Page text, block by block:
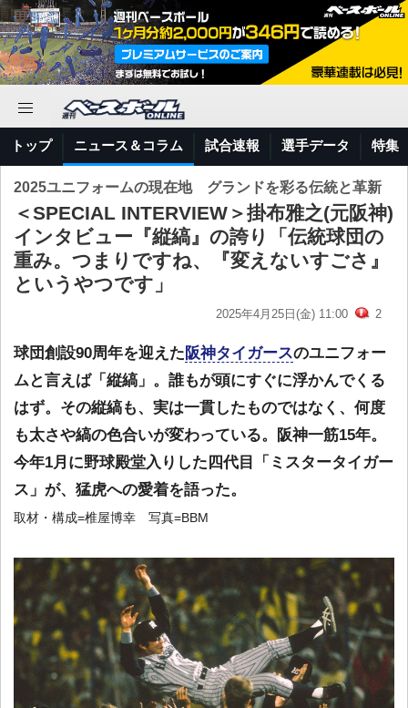
トップ ニュース＆コラム 試合速報 選手データ 特集
2025ユニフォームの現在地 グランドを彩る伝統と革新
＜SPECIAL INTERVIEW＞掛布雅之(元阪神)
インタビュー『縦縞』の誇り「伝統球団の
重み。つまりですね、『変えないすごさ』
というやつです」
2025年4月25日(金) 11:00 2
球団創設90周年を迎えた 阪神タイガースのユニフォー
ムと言えば「縦縞」。誰もが頭にすぐに浮かんでくる
はず。その縦縞も、実は一貫したものではなく、何度
も太さや縞の色合いが変わっている。阪神一筋15年。
今年1月に野球殿堂入りした四代目「ミスタータイガー
ス」が、猛虎への愛着を語った。
取材・構成=椎屋博幸 写真=BBM